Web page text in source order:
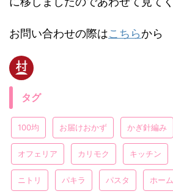
お問い合わせの際はこちらから
タグ
100均 お届けおかず かぎ針編み
オフェリア カリモク キッチン
ニトリ パキラ パスタ ホー